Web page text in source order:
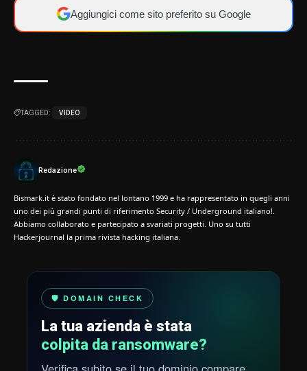
Aggiungici come sito preferito su Google
TAGGED: VIDEO
Redazione
Bismark.it è stato fondato nel lontano 1999 e ha rappresentato in quegli anni
uno dei più grandi punti di riferimento Security / Underground italiano!.
Abbiamo collaborato e partecipato a svariati progetti. Uno su tutti
Hackerjournal la prima rivista hacking italiana.
🛡️ DOMAIN CHECK
La tua azienda è stata
colpita da ransomware?